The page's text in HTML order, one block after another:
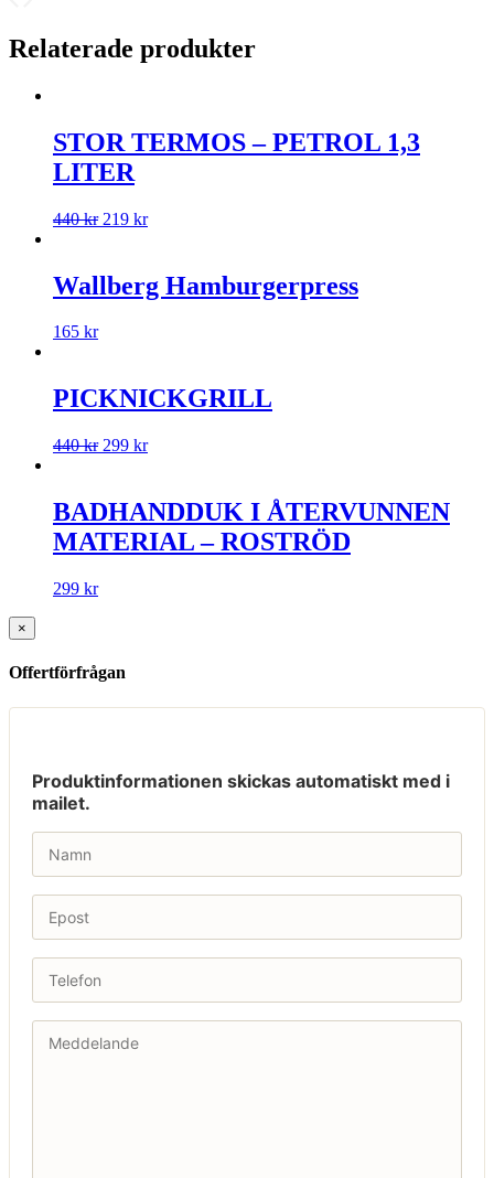
Relaterade produkter
STOR TERMOS – PETROL 1,3
LITER
440kr 219 kr
Wallberg Hamburgerpress
165 kr
PICKNICKGRILL
440kr 299 kr
BADHANDDUK I ÅTERVUNNEN
MATERIAL – ROSTRÖD
299 kr
×
Offertförfrågan
Produktinformationen skickas automatiskt med i
mailet.